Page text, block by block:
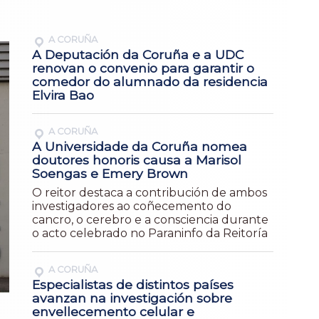
A CORUÑA
A Deputación da Coruña e a UDC
renovan o convenio para garantir o
comedor do alumnado da residencia
Elvira Bao
A CORUÑA
A Universidade da Coruña nomea
doutores honoris causa a Marisol
Soengas e Emery Brown
O reitor destaca a contribución de ambos
investigadores ao coñecemento do
cancro, o cerebro e a consciencia durante
o acto celebrado no Paraninfo da Reitoría
A CORUÑA
Especialistas de distintos países
avanzan na investigación sobre
envellecemento celular e